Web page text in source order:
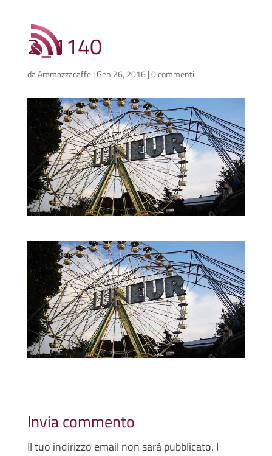
2_1140
daAmmazzacaffe|Gen 26, 2016|0 commenti
Invia commento
Il tuo indirizzo email non sarà pubblicato. I